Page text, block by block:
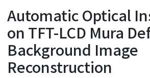
Statistics
Automatic Optical
on TFT-LCD Mura
Background Image
Reconstruction